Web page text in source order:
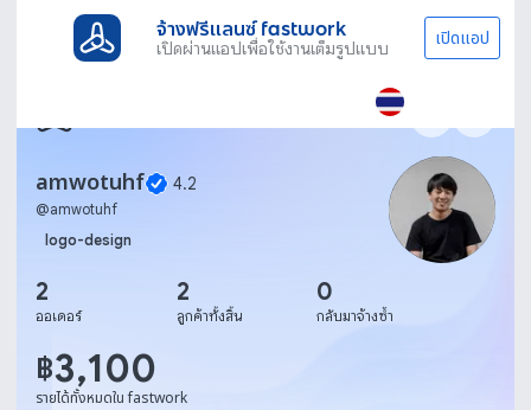
จ้างฟรีแลนซ์ fastwork
เปิดผ่านแอปเพื่อใช้งานเต็มรูปแบบ เปิดแอป
amwotuhf 4.2
@amwotuhf
logo-design
2
ออเดอร์
2
ลูกค้าทั้งสิ้น
0
กลับมาจ้างซ้ำ
฿3,100
รายได้ทั้งหมดใน fastwork